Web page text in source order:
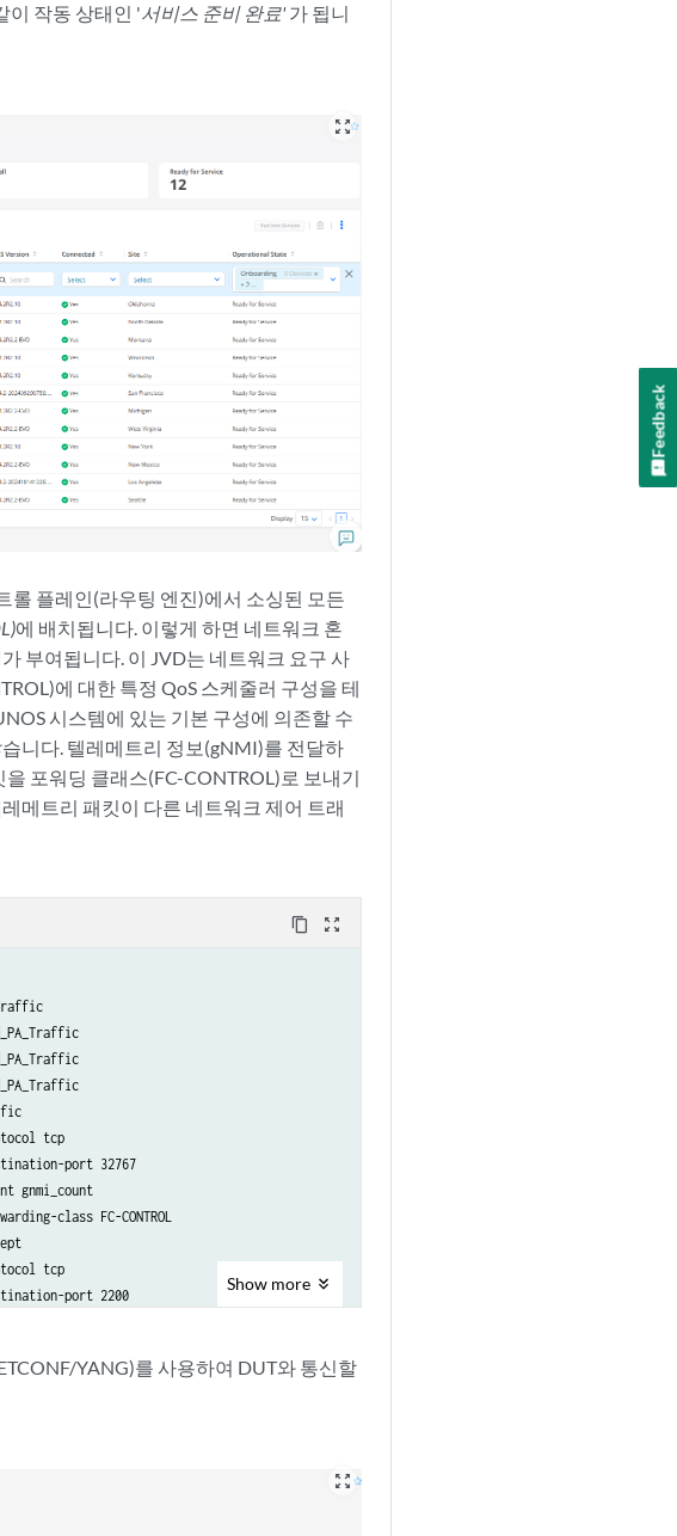
이 작동 상태인 '서비스 준비 완료'가 됩니
zoom_out_map
롤 플레인(라우팅 엔진)에서 소싱된 모든
에 배치됩니다. 이렇게 하면 네트워크 혼
부여됩니다. 이 JVD는 네트워크 요구 사
에 대한 특정 QoS 스케줄러 구성을 테
시스템에 있는 기본 구성에 의존할 수
니다. 텔레메트리 정보(gNMI)를 전달하
포워딩 클래스(FC-CONTROL)로 보내기
메트리 패킷이 다른 네트워크 제어 트래
content_copy zoom_out_map
tcp
port 32767
gnmi_count
class FC-CONTROL
tcp
port 2200
def_count
Show more
YANG)를 사용하여 DUT와 통신할
zoom_out_map
Feedback